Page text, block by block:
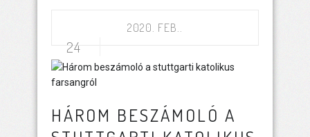
2020. FEB..
24
HÁROM BESZÁMOLÓ A